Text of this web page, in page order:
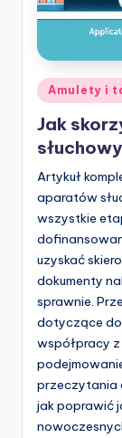
Posted
in
Amulety i
Jak
Artykuł
aparatów
wszystkie
uzyskać
dokumenty
sprawnie.
dotyczące
współpracy
przeczytania
jak poprawić